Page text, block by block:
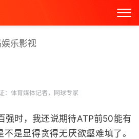
娱乐影视
：体育媒体记者，网球专家
强时，我还说期待ATP前50能有
是显得贪得无厌欲壑难填了。